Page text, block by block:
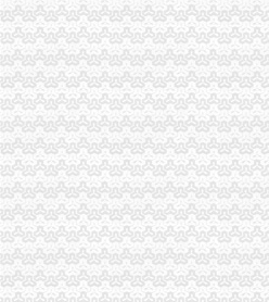
黔江局与厦门市重庆代办营业执照思明区
重庆渝中区
重庆渝中区一季度同比下降4.2%民列出
重庆渝中区两路口重庆村社区卫生服务站
重庆渝中区山城曲艺场介绍--重庆渝中区
重庆代办营业执照
重庆营业执照遗失,补办流程及所需资料-
公司是做品牌服装代理的,公司在成都办
重庆锦钰财务咨询部：公司主营业务为
重庆代办公司
重庆代办公司验资报告,代办验资报告,验
重庆代办公司验资报告,代办验资报告,验
重庆公积金代办公司电话哪里有-家居装